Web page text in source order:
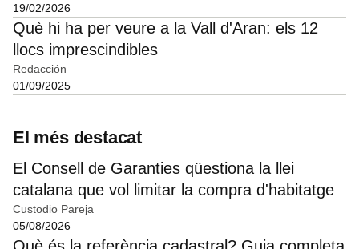
19/02/2026
Què hi ha per veure a la Vall d'Aran: els 12
llocs imprescindibles
Redacción
01/09/2025
El més destacat
El Consell de Garanties qüestiona la llei
catalana que vol limitar la compra d'habitatge
Custodio Pareja
05/08/2026